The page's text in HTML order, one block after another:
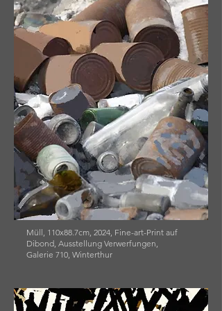
Müll, 110x88.7cm, 2024, Fine-art-Print auf
Dibond, Ausstellung Verwerfungen,
Galerie 710, Winterthur